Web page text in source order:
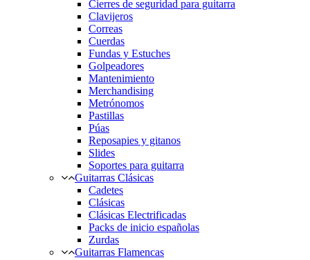
Cierres de seguridad para guitarra
Clavijeros
Correas
Cuerdas
Fundas y Estuches
Golpeadores
Mantenimiento
Merchandising
Metrónomos
Pastillas
Púas
Reposapies y gitanos
Slides
Soportes para guitarra
Guitarras Clásicas
Cadetes
Clásicas
Clásicas Electrificadas
Packs de inicio españolas
Zurdas
Guitarras Flamencas